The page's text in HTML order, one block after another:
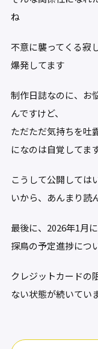
ね
不意に襲ってくる寂
爆発してます
制作日誌なのに、お
んですけど、
ただただ気持ちを吐
になのは自覚してま
こうして公開しては
いから、あんまり
最後に、2026年1月
探鳥の予定進捗につ
クレジットカードの
ない状態が続いてい